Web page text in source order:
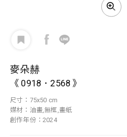
麥朵赫
《 0918．2568 》
尺寸：75x50 cm
媒材：油畫,無框,畫紙
創作年份：2024